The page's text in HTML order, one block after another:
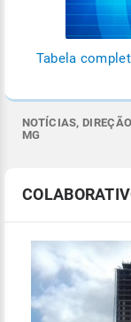
Tabela
NOTÍCIAS,
MG